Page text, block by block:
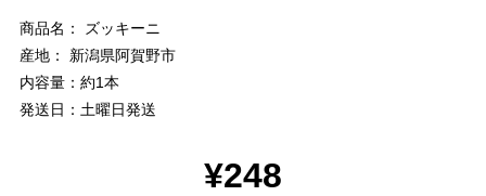
商品名： ズッキーニ
産地： 新潟県阿賀野市
内容量：約1本
発送日：土曜日発送
¥248